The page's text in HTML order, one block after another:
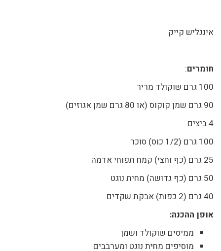
אינגליש קייק
חומרים:
100 גרם שוקולד מריר
90 גרם שמן קוקוס (או 80 גרם שמן אגוזים)
4 ביצים
100 גרם (1/2 כוס) סוכר
25 גרם (כף וחצי) קמח תפוחי אדמה
50 גרם (כף גדושה) מחית נוגט
40 גרם (2 כפות) אבקת שקדים
אופן ההכנה:
ממיסים שוקולד ושמן
מוסיפים מחית נוגט ומערבבים